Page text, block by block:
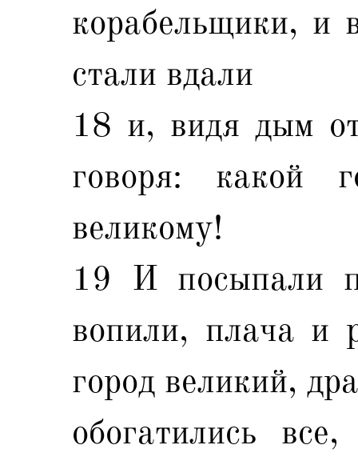
корабельщики, и
стали вдали
18 и, видя дым
говоря: какой
великому!
19 И посыпали
вопили, плача и
город великий,
обогатились